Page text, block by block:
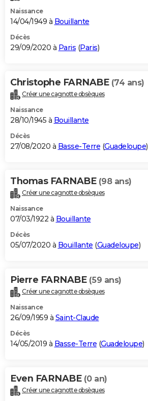
Naissance
14/04/1949 à Bouillante
Décès
29/09/2020 à Paris (Paris)
Christophe FARNABE (74 ans)
Créer une cagnotte obsèques
Naissance
28/10/1945 à Bouillante
Décès
27/08/2020 à Basse-Terre (Guadeloupe)
Thomas FARNABE (98 ans)
Créer une cagnotte obsèques
Naissance
07/03/1922 à Bouillante
Décès
05/07/2020 à Bouillante (Guadeloupe)
Pierre FARNABE (59 ans)
Créer une cagnotte obsèques
Naissance
26/09/1959 à Saint-Claude
Décès
14/05/2019 à Basse-Terre (Guadeloupe)
Even FARNABE (0 an)
Créer une cagnotte obsèques